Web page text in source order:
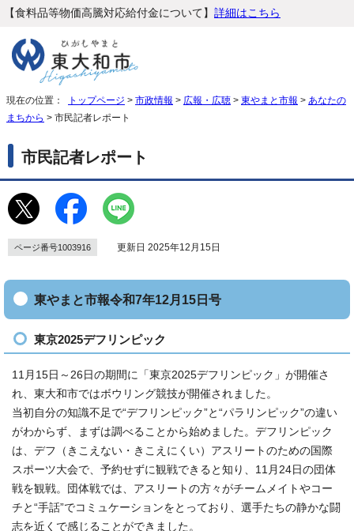
【食料品等物価高騰対応給付金について】 詳細はこちら
現在の位置： トップページ > 市政情報 > 広報・広聴 > 東やまと市報 > あなたの
まちから > 市民記者レポート
市民記者レポート
ページ番号1003916 更新日 2025年12月15日
東やまと市報令和7年12月15日号
東京2025デフリンピック
11月15日～26日の期間に「東京2025デフリンピック」が開催さ
れ、東大和市ではボウリング競技が開催されました。
当初自分の知識不足で“デフリンピック”と“パラリンピック”の違い
がわからず、まずは調べることから始めました。デフリンピック
は、デフ（きこえない・きこえにくい）アスリートのための国際
スポーツ大会で、予約せずに観戦できると知り、11月24日の団体
戦を観戦。団体戦では、アスリートの方々がチームメイトやコー
チと“手話”でコミュケーションをとっており、選手たちの静かな闘
志を近くで感じることができました。